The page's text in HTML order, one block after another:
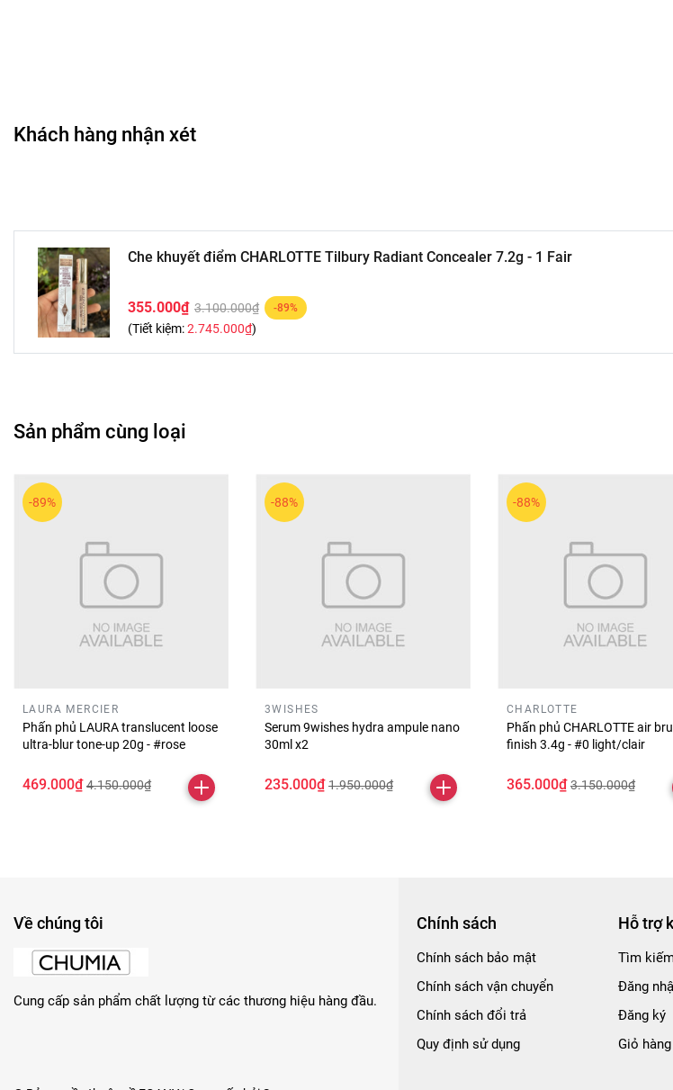
Khách hàng nhận xét
Che khuyết điểm CHARLOTTE Tilbury Radiant Concealer 7.2g - 1 Fair
355.000₫ 3.100.000₫ -89%
(Tiết kiệm:2.745.000₫)
Sản phẩm cùng loại
-89%
LAURA MERCIER
Phấn phủ LAURA translucent loose
ultra-blur tone-up 20g - #rose
469.000₫ 4.150.000₫
-88%
3WISHES
Serum 9wishes hydra ampule nano
30ml x2
235.000₫ 1.950.000₫
-88%
CHARLOTTE
Phấn phủ CHARLOTTE air
finish 3.4g - #0 light/clair
365.000₫ 3.150.000₫
Về chúng tôi
Cung cấp sản phẩm chất lượng từ các thương hiệu hàng đầu.
Chính sách
Chính sách bảo mật
Chính sách vận chuyển
Chính sách đổi trả
Quy định sử dụng
Hỗ trợ
Tìm
Đăng
Đăng ký
Giỏ hàng